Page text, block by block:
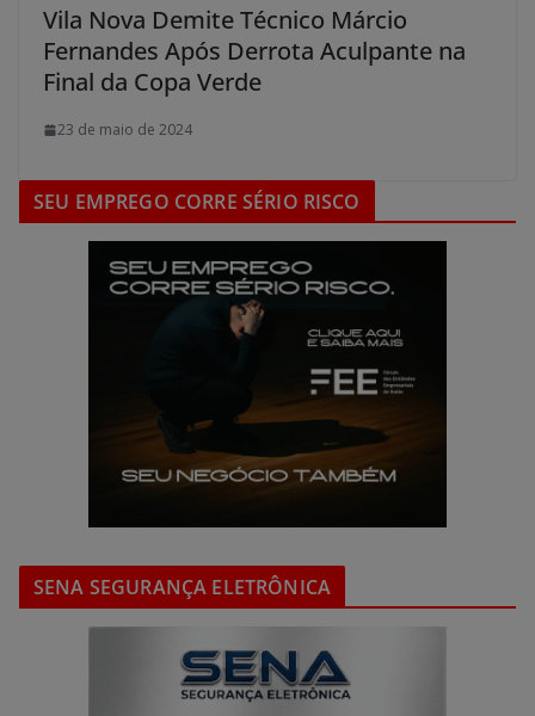
Vila Nova Demite Técnico Márcio
Fernandes Após Derrota Aculpante na
Final da Copa Verde
23 de maio de 2024
SEU EMPREGO CORRE SÉRIO RISCO
SENA SEGURANÇA ELETRÔNICA